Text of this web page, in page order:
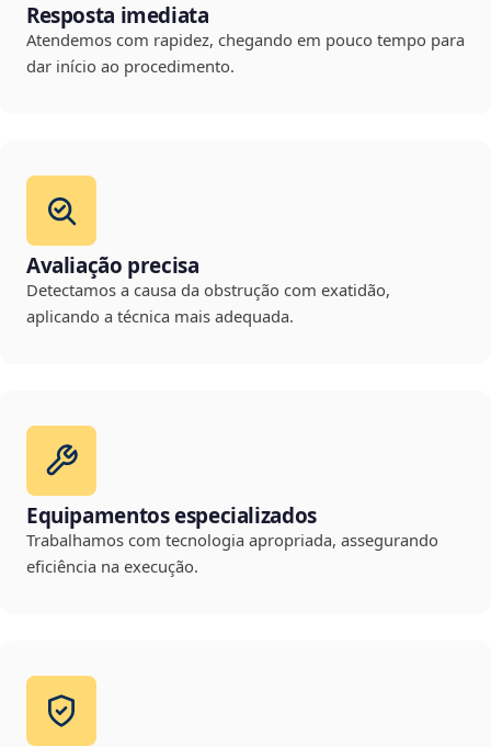
Resposta imediata
Atendemos com rapidez, chegando em pouco tempo para
dar início ao procedimento.
Avaliação precisa
Detectamos a causa da obstrução com exatidão,
aplicando a técnica mais adequada.
Equipamentos especializados
Trabalhamos com tecnologia apropriada, assegurando
eficiência na execução.